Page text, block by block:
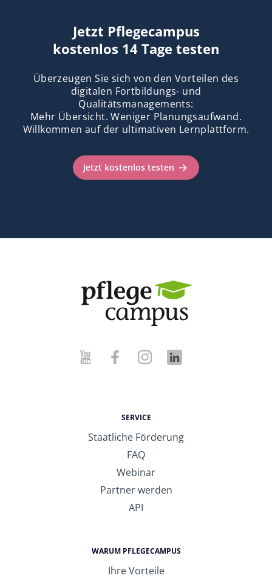
Jetzt Pflegecampus
kostenlos 14 Tage testen
Überzeugen Sie sich von den Vorteilen des
digitalen Fortbildungs- und
Qualitätsmanagements:
Mehr Übersicht. Weniger Planungsaufwand.
Willkommen auf der ultimativen Lernplattform.
Jetzt kostenlos testen
SERVICE
Staatliche Förderung
FAQ
Webinar
Partner werden
API
WARUM PFLEGECAMPUS
Ihre Vorteile